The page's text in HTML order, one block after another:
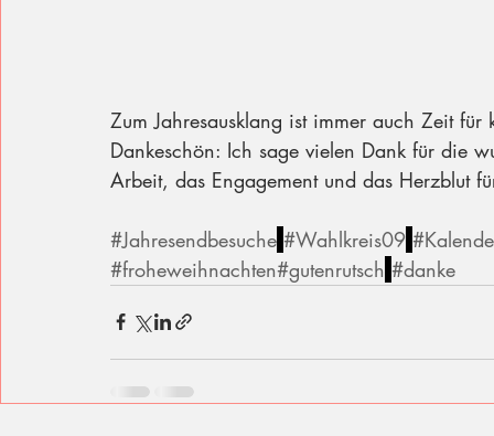
Zum Jahresausklang ist immer auch Zeit
Dankeschön: Ich sage vielen Dank für die
Arbeit, das Engagement und das Herzblut
#Jahresendbesuche #Wahlkreis09
#froheweihnachten#gutenrutsch #danke